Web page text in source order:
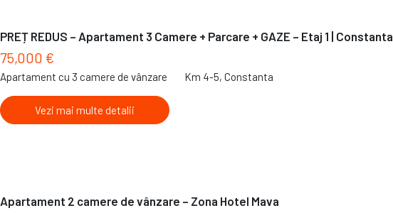
PREȚ REDUS – Apartament 3 Camere + Parcare + GAZE – Etaj 1 | Constanta
75,000 €
Apartament cu 3 camere de vânzare Km 4-5, Constanta
Vezi mai multe detalii
Apartament 2 camere de vânzare – Zona Hotel Mava